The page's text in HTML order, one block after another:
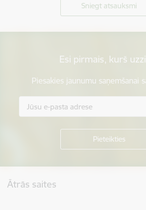
Sniegt atsauksmi
Esi pirmais, kurš
Piesakies jaunumu saņemšanai
Ātrās saites